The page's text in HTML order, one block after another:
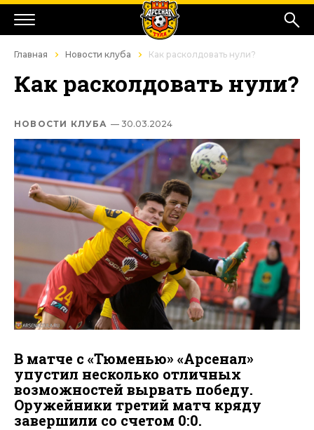
Главная Новости клуба Как расколдовать нули?
Как расколдовать нули?
НОВОСТИ КЛУБА — 30.03.2024
В матче с «Тюменью» «Арсенал»
упустил несколько отличных
возможностей вырвать победу.
Оружейники третий матч кряду
завершили со счетом 0:0.